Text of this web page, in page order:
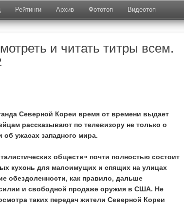
Рейтинги Архив Фототоп Видеотоп
и читать титры всем.
Северной Кореи время от времени выдает
рассказывают по телевизору не только о
об ужасах западного мира.
обществ» почти полностью состоит
кухонь для малоимущих и спящих на улицах
обездоленности, как правило, дальше
и свободной продаже оружия в США. Не
таких передач жители Северной Кореи